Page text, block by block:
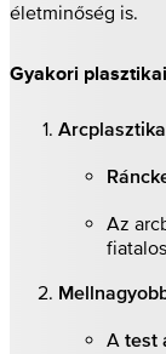
életminőség is.
Gyakori
Arcplasztika
Az
A test